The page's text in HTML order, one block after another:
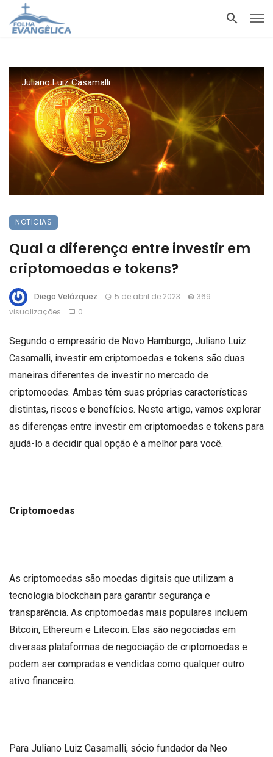
Juliano Luiz Casamalli
NOTICIAS
Qual a diferença entre investir em
criptomoedas e tokens?
Diego Velázquez 5 de abril de 2023
369
visualizações
0
Segundo o empresário de Novo Hamburgo, Juliano Luiz
Casamalli, investir em criptomoedas e tokens são duas
maneiras diferentes de investir no mercado de
criptomoedas. Ambas têm suas próprias características
distintas, riscos e benefícios. Neste artigo, vamos explorar
as diferenças entre investir em criptomoedas e tokens para
ajudá-lo a decidir qual opção é a melhor para você.
Criptomoedas
As criptomoedas são moedas digitais que utilizam a
tecnologia blockchain para garantir segurança e
transparência. As criptomoedas mais populares incluem
Bitcoin, Ethereum e Litecoin. Elas são negociadas em
diversas plataformas de negociação de criptomoedas e
podem ser compradas e vendidas como qualquer outro
ativo financeiro.
Para Juliano Luiz Casamalli, sócio fundador da Neo